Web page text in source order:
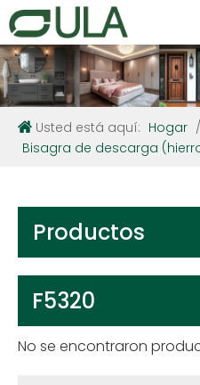
Usted está aquí: Hogar /
Bisagra de descarga
Productos
F5320
No se encontraron